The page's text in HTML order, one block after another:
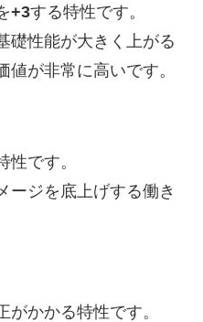
+3する特性です。
性能が大きく上がる
が非常に高いです。
です。
ジを底上げする働き
かかる特性です。